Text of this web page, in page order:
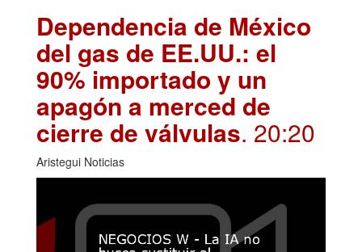
Dependencia de México
del gas de EE.UU.: el
90% importado y un
apagón a merced de
cierre de válvulas. 20:20
Aristegui Noticias